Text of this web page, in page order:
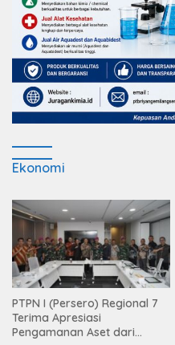
Ekonomi
PTPN I (Persero) Regional 7
Terima Apresiasi
Pengamanan Aset dari